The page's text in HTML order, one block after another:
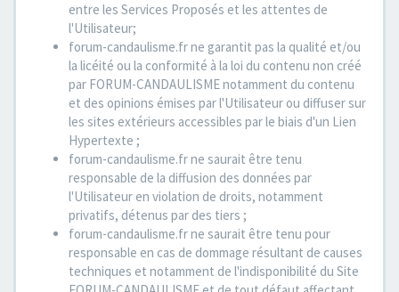
entre les Services Proposés et les attentes de
l'Utilisateur;
forum-candaulisme.fr ne garantit pas la qualité et/ou
la licéité ou la conformité à la loi du contenu non créé
par FORUM-CANDAULISME notamment du contenu
et des opinions émises par l'Utilisateur ou diffuser sur
les sites extérieurs accessibles par le biais d'un Lien
Hypertexte ;
forum-candaulisme.fr ne saurait être tenu
responsable de la diffusion des données par
l'Utilisateur en violation de droits, notamment
privatifs, détenus par des tiers ;
forum-candaulisme.fr ne saurait être tenu pour
responsable en cas de dommage résultant de causes
techniques et notamment de l'indisponibilité du Site